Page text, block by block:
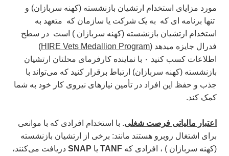
مورد مزایای استخدام ارتشیان بازنشسته (کهنه سربازان) و
تنها برنامه ای که به یک شرکت یا سازمان که متعهد به
استخدام ارتشیان بازنشسته (کهنه سربازان ) است در سطح
فدرال جایزه میدهد (HIRE Vets Medallion Program
)
اطلاعات کسب کنید ۰
با نماینده کارفرمای محلتان ارتشیان
بازنشسته (کهنه سربازان) ارتباط برقرار کنید که می‌تواند با
جذب و حفظ این افراد در تأمین نیازهای نیروی کار خود به شما
کمک کند.
اعتبار مالیاتی فرصت شغلی. با استخدام افرادی که با موانعی
برای اشتغال روبرو هستند مانند: برخی از ارتشیان بازنشسته
(کهنه سربازان ) ، افرادی که TANF یا SNAP دریافت می‌کنند،